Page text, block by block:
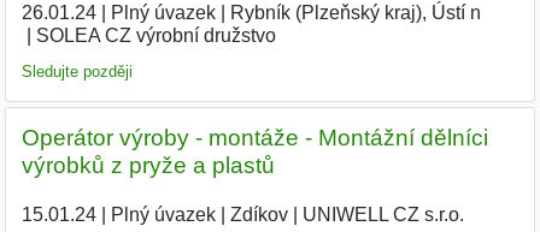
26.01.24| Plný úvazek| Rybník (Plzeňský kraj), Ústí n
SOLEA CZ výrobní družstvo|
Sledujte později
Operátor výroby - montáže - Montážní dělníci
výrobků z pryže a plastů
15.01.24| Plný úvazek| Zdíkov| UNIWELL CZ s.r.o.